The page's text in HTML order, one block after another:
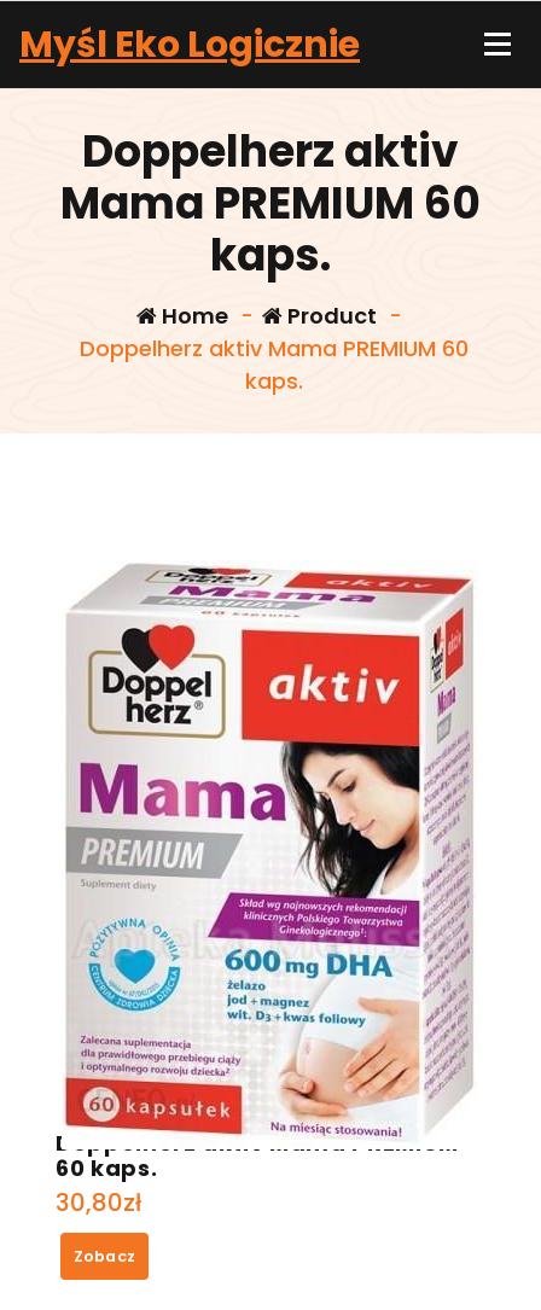
content
Myśl Eko Logicznie
Doppelherz aktiv
Mama PREMIUM 60
kaps.
Home- Product -
Doppelherz aktiv Mama PREMIUM 60
kaps.
Doppelherz aktiv Mama PREMIUM
60 kaps.
30,80zł
Zobacz